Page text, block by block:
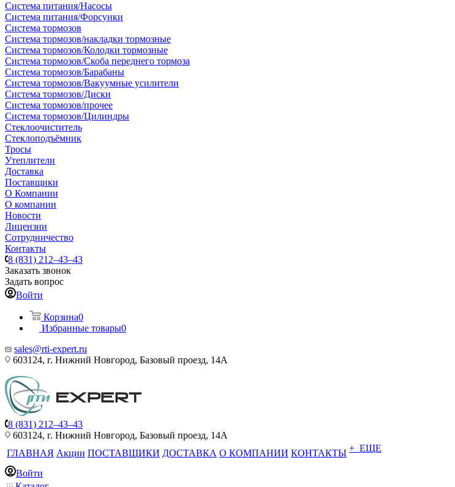
Система питания/Насосы
Система питания/Форсунки
Система тормозов
Система тормозов/накладки тормозные
Система тормозов/Колодки тормозные
Система тормозов/Скоба переднего тормоза
Система тормозов/Барабаны
Система тормозов/Вакуумные усилители
Система тормозов/Диски
Система тормозов/прочее
Система тормозов/Цилиндры
Стеклоочиститель
Стеклоподъёмник
Тросы
Утеплители
Доставка
Поставщики
О Компании
О компании
Новости
Лицензии
Сотрудничество
Контакты
8 (831) 212–43–43
Заказать звонок
Задать вопрос
Войти
Корзина0
Избранные товары0
sales@rti-expert.ru
603124, г. Нижний Новгород, Базовый проезд, 14А
8 (831) 212–43–43
603124, г. Нижний Новгород, Базовый проезд, 14А
ГЛАВНАЯ Акции ПОСТАВЩИКИ ДОСТАВКА О КОМПАНИИ КОНТАКТЫ + ЕЩЕ
Войти